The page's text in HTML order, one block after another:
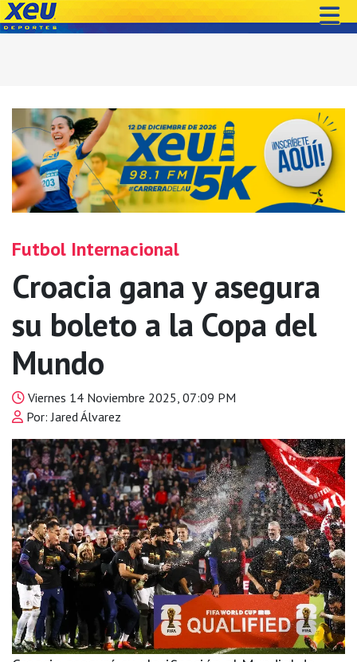
Futbol Internacional
Croacia gana y asegura
su boleto a la Copa del
Mundo
Viernes 14 Noviembre 2025, 07:09 PM
Por: Jared Álvarez